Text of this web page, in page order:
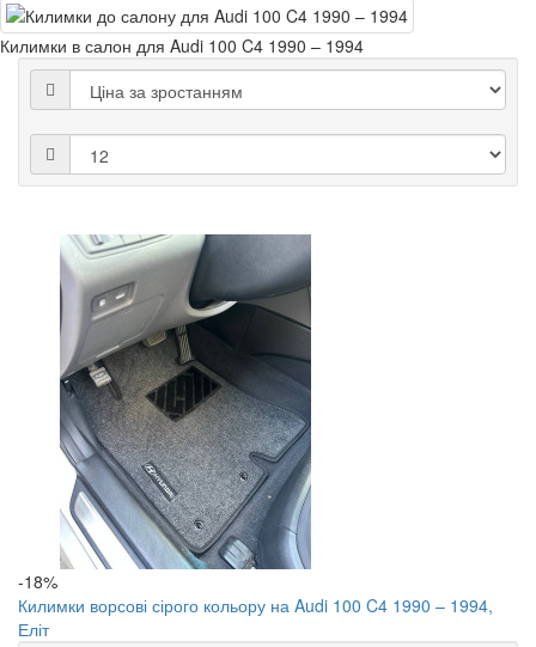
Килимки в салон для Audi 100 C4 1990 – 1994
-18%
Килимки ворсові сірого кольору на Audi 100 C4 1990 – 1994,
Еліт